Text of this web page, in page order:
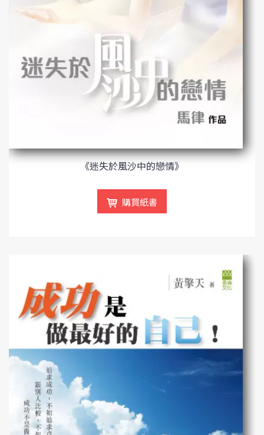
《迷失於風沙中的戀情》
購買紙書